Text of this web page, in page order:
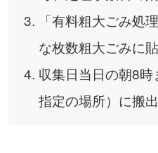
「有料粗大ごみ処
な枚数粗大ごみに
収集日当日の朝8
指定の場所）に搬出